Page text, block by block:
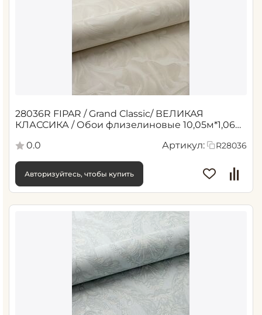
28036R FIPAR / Grand Classic/ ВЕЛИКАЯ
КЛАССИКА / Обои флизелиновые 10,05м*1,06м
0.0
Артикул: R28036
Авторизуйтесь, чтобы купить